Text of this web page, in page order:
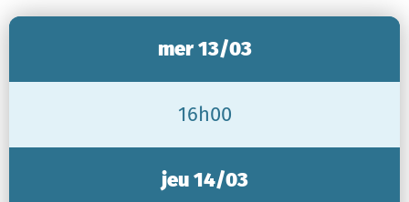
mer 13/03
16h00
jeu 14/03